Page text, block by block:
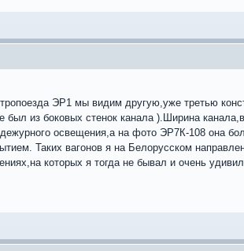
ЭР1 мы видим другую,уже третью
был из боковых стенок канала ).Ширина
освещения,а на фото ЭР7К-108 она
Таких вагонов я на Белорусском
которых я тогда не бывал и очень